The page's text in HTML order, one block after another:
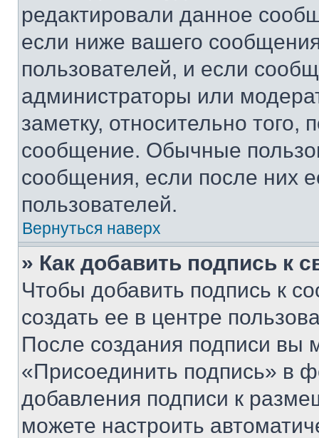
редактировали данное
если ниже вашего
пользователей, и если
администраторы или
заметку, относительно
сообщение. Обычные
сообщения, если после них
пользователей.
Вернуться наверх
» Как добавить подпись к
Чтобы добавить подпись к
создать ее в центре
После создания подписи вы
«Присоединить подпись» в
добавления подписи к
можете настроить